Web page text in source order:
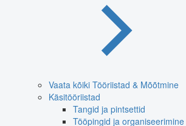
Vaata kõiki Tööriistad & Mõõtmine
Käsitööriistad
Tangid ja pintsettid
Tööpingid ja organiseerimine